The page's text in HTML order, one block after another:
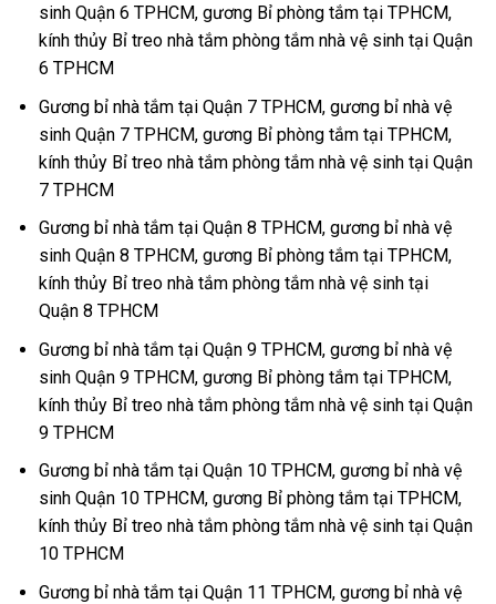
sinh Quận 6 TPHCM, gương Bỉ phòng tắm tại TPHCM,
kính thủy Bỉ treo nhà tắm phòng tắm nhà vệ sinh tại Quận
6 TPHCM
Gương bỉ nhà tắm tại Quận 7 TPHCM, gương bỉ nhà vệ
sinh Quận 7 TPHCM, gương Bỉ phòng tắm tại TPHCM,
kính thủy Bỉ treo nhà tắm phòng tắm nhà vệ sinh tại Quận
7 TPHCM
Gương bỉ nhà tắm tại Quận 8 TPHCM, gương bỉ nhà vệ
sinh Quận 8 TPHCM, gương Bỉ phòng tắm tại TPHCM,
kính thủy Bỉ treo nhà tắm phòng tắm nhà vệ sinh tại
Quận 8 TPHCM
Gương bỉ nhà tắm tại Quận 9 TPHCM, gương bỉ nhà vệ
sinh Quận 9 TPHCM, gương Bỉ phòng tắm tại TPHCM,
kính thủy Bỉ treo nhà tắm phòng tắm nhà vệ sinh tại Quận
9 TPHCM
Gương bỉ nhà tắm tại Quận 10 TPHCM, gương bỉ nhà vệ
sinh Quận 10 TPHCM, gương Bỉ phòng tắm tại TPHCM,
kính thủy Bỉ treo nhà tắm phòng tắm nhà vệ sinh tại Quận
10 TPHCM
Gương bỉ nhà tắm tại Quận 11 TPHCM, gương bỉ nhà vệ